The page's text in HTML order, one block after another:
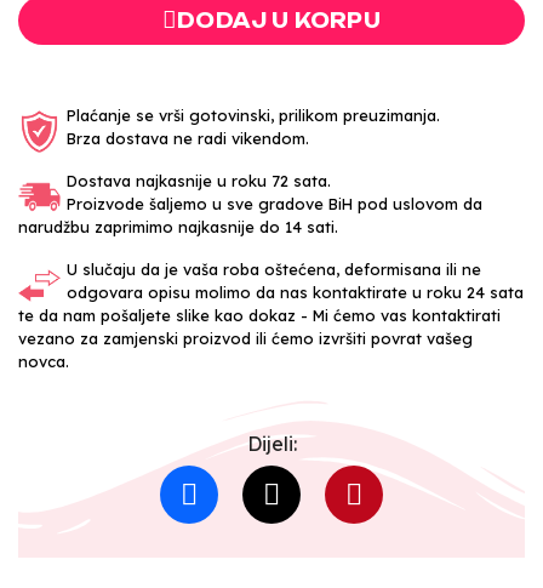
DODAJ U KORPU
Plaćanje se vrši gotovinski, prilikom preuzimanja.
Brza dostava ne radi vikendom.
Dostava najkasnije u roku 72 sata.
Proizvode šaljemo u sve gradove BiH pod uslovom da
narudžbu zaprimimo najkasnije do 14 sati.
U slučaju da je vaša roba oštećena, deformisana ili ne
odgovara opisu molimo da nas kontaktirate u roku 24 sata
te da nam pošaljete slike kao dokaz - Mi ćemo vas kontaktirati
vezano za zamjenski proizvod ili ćemo izvršiti povrat vašeg
novca.
Dijeli: